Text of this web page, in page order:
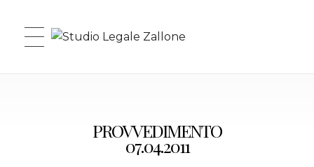
PROVVEDIMENTO
07.04.2011